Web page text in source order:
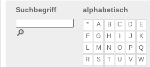
Suchbegriff
🔎
alphabetisch
* A B C D
E
F
G H J
K
L
M N O P
Q
R
S T U V
W